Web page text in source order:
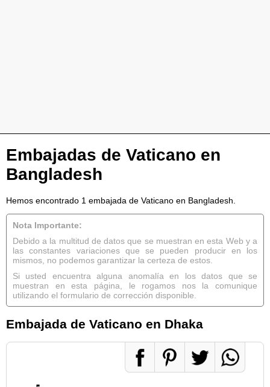
Embajadas de Vaticano en
Bangladesh
Hemos encontrado 1 embajada de Vaticano en Bangladesh.
Nota Importante:
Debido a la multitud de datos que se muestran en esta Web y a
las constantes variaciones que se pueden producir en los
mismos, no podemos garantizar la certeza de estos.
Si usted encuentra alguna anomalía en los datos que se
muestran en esta página, le rogamos nos la comunique
utilizando el formulario de corrección disponible.
Embajada de Vaticano en Dhaka